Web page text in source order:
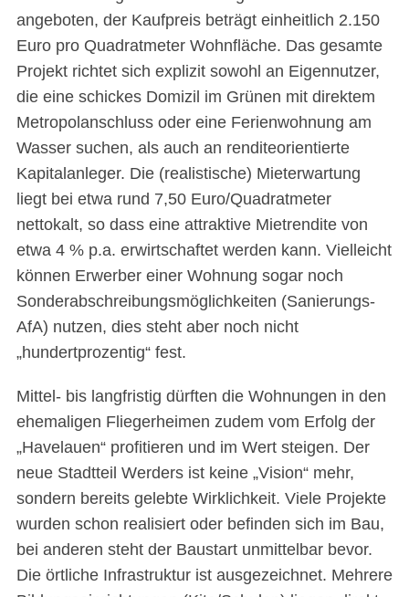
angeboten, der Kaufpreis beträgt einheitlich 2.150
Euro pro Quadratmeter Wohnfläche. Das gesamte
Projekt richtet sich explizit sowohl an Eigennutzer,
die eine schickes Domizil im Grünen mit direktem
Metropolanschluss oder eine Ferienwohnung am
Wasser suchen, als auch an renditeorientierte
Kapitalanleger. Die (realistische) Mieterwartung
liegt bei etwa rund 7,50 Euro/Quadratmeter
nettokalt, so dass eine attraktive Mietrendite von
etwa 4 % p.a. erwirtschaftet werden kann. Vielleicht
können Erwerber einer Wohnung sogar noch
Sonderabschreibungsmöglichkeiten (Sanierungs-
AfA) nutzen, dies steht aber noch nicht
„hundertprozentig“ fest.
Mittel- bis langfristig dürften die Wohnungen in den
ehemaligen Fliegerheimen zudem vom Erfolg der
„Havelauen“ profitieren und im Wert steigen. Der
neue Stadtteil Werders ist keine „Vision“ mehr,
sondern bereits gelebte Wirklichkeit. Viele Projekte
wurden schon realisiert oder befinden sich im Bau,
bei anderen steht der Baustart unmittelbar bevor.
Die örtliche Infrastruktur ist ausgezeichnet. Mehrere